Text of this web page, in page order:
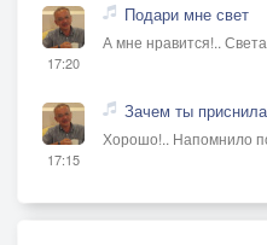
17:20
Подари мне свет
А мне нравится!..
17:15
Зачем ты
Хорошо!.. Напомнило